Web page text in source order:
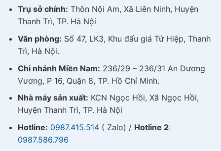
Trụ sở chính: Thôn Nội Am, Xã Liên Ninh, Huyện
Thanh Trì, TP. Hà Nội
Văn phòng: Số 47, LK3, Khu đấu giá Tứ Hiệp, Thanh
Trì, Hà Nội.
Chi nhánh Miền Nam: 236/29 – 236/31 An Dương
Vương, P 16, Quận 8, TP. Hồ Chí Minh.
Nhà máy sản xuất: KCN Ngọc Hồi, Xã Ngọc Hồi,
Huyện Thanh Trì, TP. Hà Nội
Hotline: 0987.415.514( Zalo) / Hotline 2:
0987.586.796